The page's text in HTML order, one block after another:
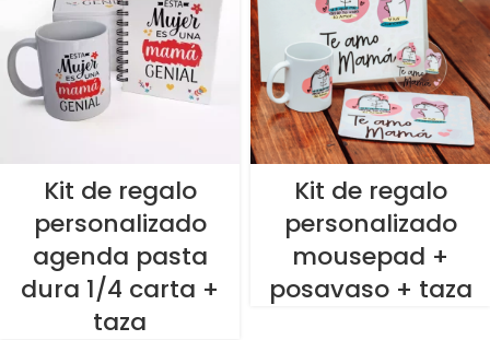
Kit de regalo
personalizado
agenda pasta
dura 1/4 carta +
taza
Kit de regalo
personalizado
mousepad +
posavaso + taza